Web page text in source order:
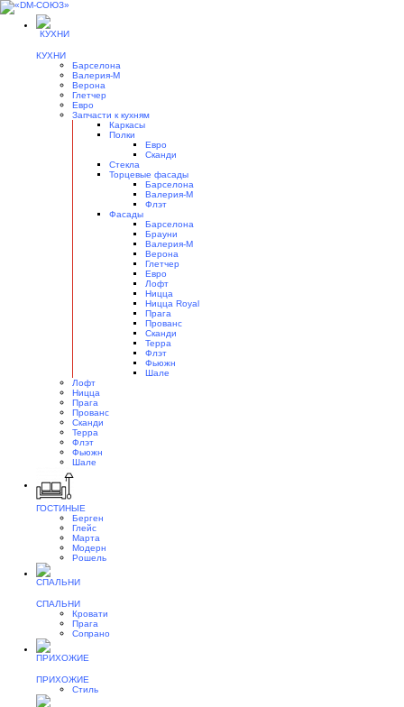
КУХНИ
Барселона
Валерия-М
Верона
Глетчер
Евро
Запчасти к кухням
Каркасы
Полки
Евро
Сканди
Стекла
Торцевые фасады
Барселона
Валерия-М
Флэт
Фасады
Барселона
Брауни
Валерия-М
Верона
Глетчер
Евро
Лофт
Ницца
Ницца Royal
Прага
Прованс
Сканди
Терра
Флэт
Фьюжн
Шале
Лофт
Ницца
Прага
Прованс
Сканди
Терра
Флэт
Фьюжн
Шале
ГОСТИНЫЕ
Берген
Глейс
Марта
Модерн
Рошель
СПАЛЬНИ
Кровати
Прага
Сопрано
ПРИХОЖИЕ
Стиль